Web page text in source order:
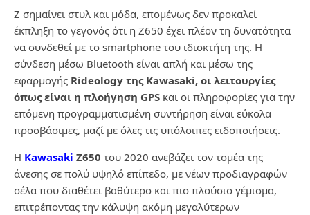
Z σημαίνει στυλ και μόδα, επομένως δεν προκαλεί
έκπληξη το γεγονός ότι η Z650 έχει πλέον τη δυνατότητα
να συνδεθεί με το smartphone του ιδιοκτήτη της. Η
σύνδεση μέσω Bluetooth είναι απλή και μέσω της
εφαρμογής Rideology της Kawasaki, οι λειτουργίες
όπως είναι η πλοήγηση GPS και οι πληροφορίες για την
επόμενη προγραμματισμένη συντήρηση είναι εύκολα
προσβάσιμες, μαζί με όλες τις υπόλοιπες ειδοποιήσεις.
Η Kawasaki Z650 του 2020 ανεβάζει τον τομέα της
άνεσης σε πολύ υψηλό επίπεδο, με νέων προδιαγραφών
σέλα που διαθέτει βαθύτερο και πιο πλούσιο γέμισμα,
επιτρέποντας την κάλυψη ακόμη μεγαλύτερων